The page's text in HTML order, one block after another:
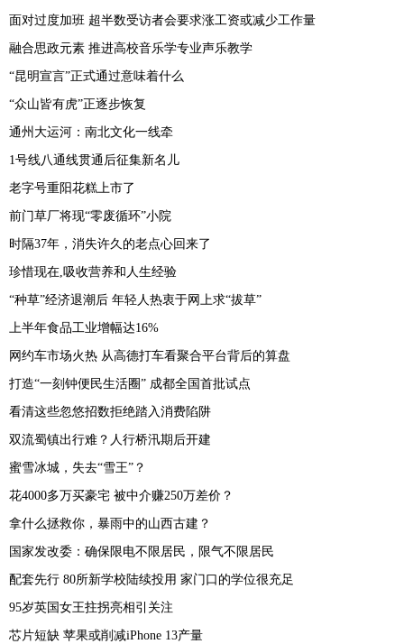
面对过度加班 超半数受访者会要求涨工资或减少工作量
融合思政元素 推进高校音乐学专业声乐教学
“昆明宣言”正式通过意味着什么
“众山皆有虎”正逐步恢复
通州大运河：南北文化一线牵
1号线八通线贯通后征集新名儿
老字号重阳花糕上市了
前门草厂将现“零废循环”小院
时隔37年，消失许久的老点心回来了
珍惜现在,吸收营养和人生经验
“种草”经济退潮后 年轻人热衷于网上求“拔草”
上半年食品工业增幅达16%
网约车市场火热 从高德打车看聚合平台背后的算盘
打造“一刻钟便民生活圈” 成都全国首批试点
看清这些忽悠招数拒绝踏入消费陷阱
双流蜀镇出行难？人行桥汛期后开建
蜜雪冰城，失去“雪王”？
花4000多万买豪宅 被中介赚250万差价？
拿什么拯救你，暴雨中的山西古建？
国家发改委：确保限电不限居民，限气不限居民
配套先行 80所新学校陆续投用 家门口的学位很充足
95岁英国女王拄拐亮相引关注
芯片短缺 苹果或削减iPhone 13产量